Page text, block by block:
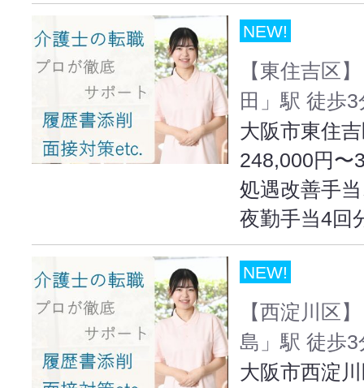
NEW!
【東住吉区
田」駅 徒歩
大阪市東住
248,000円〜
処遇改善手
夜勤手当4回
NEW!
【西淀川区
島」駅 徒歩
大阪市西淀